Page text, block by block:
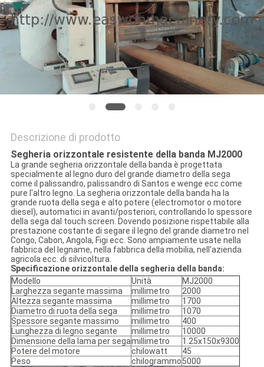
PRIVACY
POLICY
Descrizione di prodotto
Segheria orizzontale resistente della banda MJ2000
La grande segheria orizzontale della banda è progettata
specialmente al legno duro del grande diametro della sega
come il palissandro, palissandro di Santos e wenge ecc come
pure l'altro legno. La segheria orizzontale della banda ha la
grande ruota della sega e alto potere (electromotor o motore
diesel), automatici in avanti/posteriori, controllando lo spessore
della sega dal touch screen. Dovendo posizione rispettabile alla
prestazione costante di segare il legno del grande diametro nel
Congo, Cabon, Angola, Figi ecc. Sono ampiamente usate nella
fabbrica del legname, nella fabbrica della mobilia, nell'azienda
agricola ecc. di silvicoltura.
Specificazione orizzontale della segheria della banda:
Modello
Unità
MJ2000
Larghezza segante massima
millimetro
2000
Altezza segante massima
millimetro
1700
Diametro di ruota della sega
millimetro
1070
Spessore segante massimo
millimetro
400
Lunghezza di legno segante
millimetro
10000
Dimensione della lama per segamillimetro
1.25x150x9300
Potere del motore
chilowatt
45
Peso
chilogrammo5000